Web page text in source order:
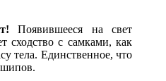
Появившееся на свет
сходство с самками, как
тела. Единственное, что